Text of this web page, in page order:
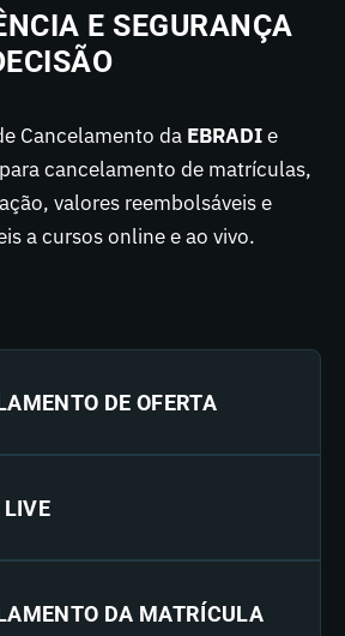
E SEGURANÇA
Cancelamento da EBRADIe
cancelamento de matrículas,
valores reembolsáveis e
a cursos online e ao vivo.
DE OFERTA
LIVE
DA MATRÍCULA